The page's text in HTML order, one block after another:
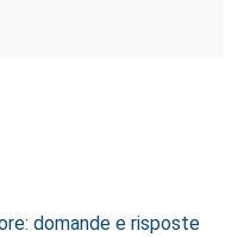
domande e risposte